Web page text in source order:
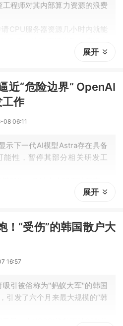
程师对其内部算力资源的浪费
CPU服务器资源几小时内就能
目推进节奏；
展开
近“危险边界” OpenAI
作
06:11
下一代AI模型Astra存在具备
能性，暂停其部分相关研发工
界对AI企业自我约束能力的担
展开
！“受伤”的韩国散户大
16:57
引被俗称为"蚂蚁大军"的韩国
引发了六个月来最大规模的“韩